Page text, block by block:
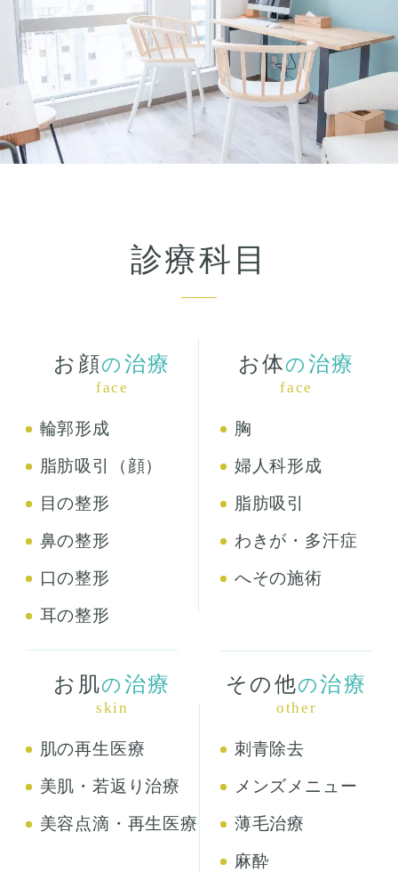
診療科目
お顔の 治療
face
輪郭形成
脂肪吸引（顔）
目の整形
鼻の整形
口の整形
耳の整形
お体の 治療
face
胸
婦人科形成
脂肪吸引
わきが・多汗症
へその施術
お肌の 治療
skin
肌の再生医療
美肌・若返り治療
美容点滴・再生医療
その他の治療
other
刺青除去
メンズメニュー
薄毛治療
麻酔